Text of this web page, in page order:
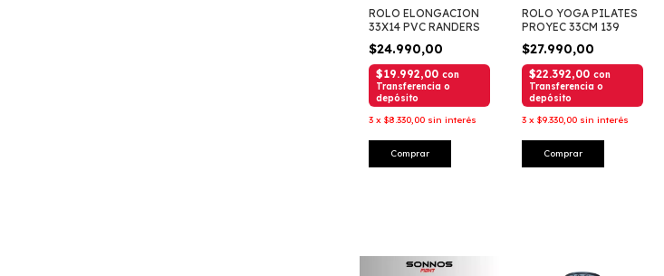
ROLO ELONGACION
33X14 PVC RANDERS
$24.990,00
$19.992,00 con
Transferencia o
depósito
3 x $8.330,00 sin interés
Comprar
ROLO YOGA PILATES
PROYEC 33CM 139
$27.990,00
$22.392,00 con
Transferencia o
depósito
3 x $9.330,00 sin interés
Comprar